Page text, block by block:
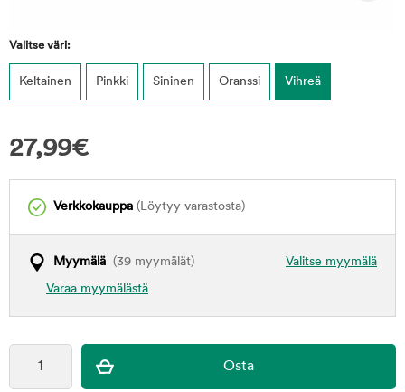
Valitse väri:
Keltainen Pinkki Sininen Oranssi Vihreä
27,99€
Verkkokauppa (Löytyy varastosta)
Valitse myymälä
Myymälä (39 myymälät)
Varaa myymälästä